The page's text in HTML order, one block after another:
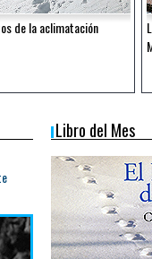
de la aclimatación
Libro del Mes